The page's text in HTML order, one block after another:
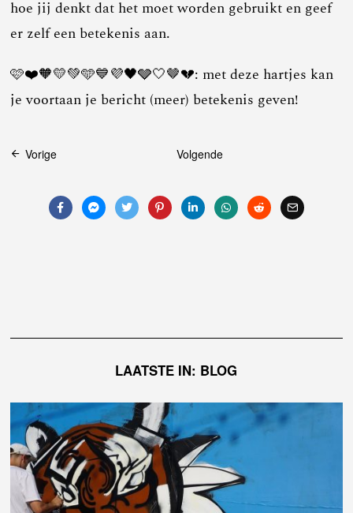
hoe jij denkt dat het moet worden gebruikt en geef
er zelf een betekenis aan.
🩷❤️🧡💛💚🩵💙💜🖤🩶🤍🤎💔: met deze hartjes kan
je voortaan je bericht (meer) betekenis geven!
Bericht
navigatie
Vorige Volgende
LAATSTE IN: BLOG